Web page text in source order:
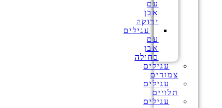
עם
אבן
ירוקה
עגילים
עם
אבן
כחולה
עגילים
צמודים
עגילים
תלויים
עגילים